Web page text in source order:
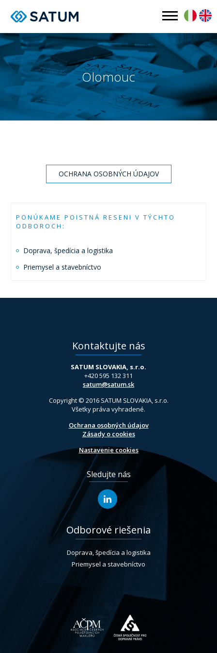
Olomouc
OCHRANA OSOBNÝCH ÚDAJOV
PONÚKAME POISTNÁ RESENI V TÝCHTO
ODBOROCH:
Doprava, špedícia a logistika
Priemysel a stavebníctvo
Kontaktujte nás
SATUM SLOVAKIA, s.r.o.
+420 595 132 311
satum@satum.sk
Copyright © 2016 SATUM SLOVAKIA, s.r.o.
Všetky práva vyhradené.
Ochrana osobných údajov
Zásady o cookies
Nastavenie cookies
Sledujte nás
Odborové riešenia
Doprava, špedícia a logistika
Priemysel a stavebníctvo